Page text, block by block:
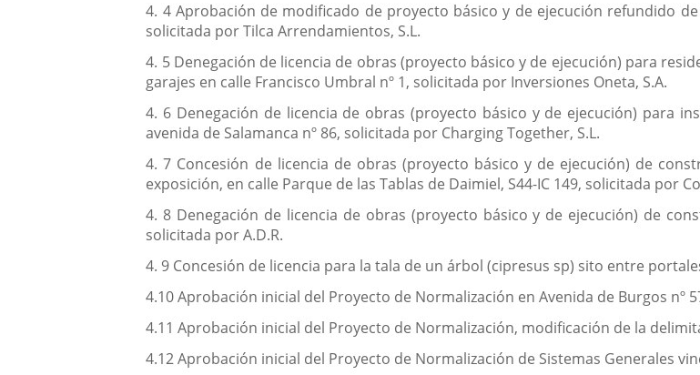
4. 4 Aprobación de modificado de proyecto básico y de ejecución refundido
solicitada por Tilca Arrendamientos, S.L.
4. 5 Denegación de licencia de obras (proyecto básico y de ejecución) para
garajes en calle Francisco Umbral nº 1, solicitada por Inversiones Oneta, S.A.
4. 6 Denegación de licencia de obras (proyecto básico y de ejecución) para
avenida de Salamanca nº 86, solicitada por Charging Together, S.L.
4. 7 Concesión de licencia de obras (proyecto básico y de ejecución) de
exposición, en calle Parque de las Tablas de Daimiel, S44-IC 149, solicitada por
4. 8 Denegación de licencia de obras (proyecto básico y de ejecución) de
solicitada por A.D.R.
4. 9 Concesión de licencia para la tala de un árbol (cipresus sp) sito entre
4.10 Aprobación inicial del Proyecto de Normalización en Avenida de Burgos nº
4.11 Aprobación inicial del Proyecto de Normalización, modificación de la
4.12 Aprobación inicial del Proyecto de Normalización de Sistemas Generales